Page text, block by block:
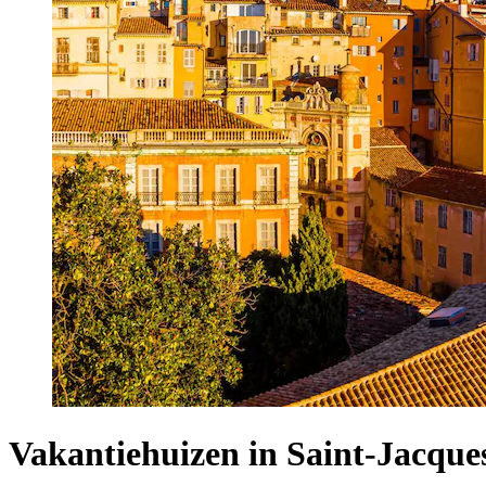
Vakantiehuizen in Saint-